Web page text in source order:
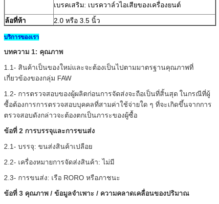
เบรคเสริม: เบรควาล์วไอเสียของเครื่องยนต์
ล้อที่ห้า
2.0 หรือ 3.5 นิ้ว
บริการของเรา
บทความ 1: คุณภาพ
1.1- สินค้าเป็นของใหม่และจะต้องเป็นไปตามมาตรฐานคุณภาพที่
เกี่ยวข้องของกลุ่ม FAW
1.2- การตรวจสอบของผู้ผลิตก่อนการจัดส่งจะถือเป็นที่สิ้นสุด ในกรณีที่ผู้
ซื้อต้องการการตรวจสอบบุคคลที่สามค่าใช้จ่ายใด ๆ ที่จะเกิดขึ้นจากการ
ตรวจสอบดังกล่าวจะต้องตกเป็นภาระของผู้ซื้อ
ข้อที่ 2 การบรรจุและการขนส่ง
2.1- บรรจุ: ขนส่งสินค้าเปลือย
2.2- เครื่องหมายการจัดส่งสินค้า: ไม่มี
2.3- การขนส่ง: เรือ RORO หรือภาชนะ
ข้อที่ 3 คุณภาพ / ข้อมูลจำเพาะ / ความคลาดเคลื่อนของปริมาณ